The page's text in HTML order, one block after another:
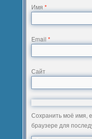
Имя*
Email*
Сайт
Сохранить моё имя,
браузере для